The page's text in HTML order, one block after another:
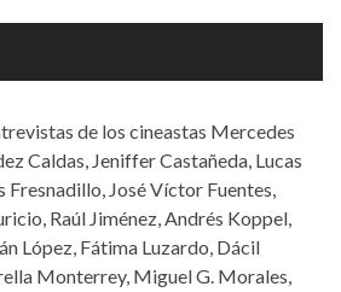
de los cineastas Mercedes
Caldas, Jeniffer Castañeda, Lucas
Fresnadillo, José Víctor Fuentes,
Raúl Jiménez, Andrés Koppel,
López, Fátima Luzardo, Dácil
Monterrey, Miguel G. Morales,